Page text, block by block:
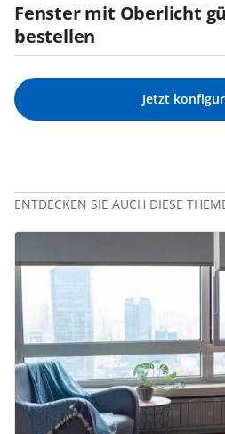
Fenster mit Oberlicht
bestellen
Jetzt
ENTDECKEN SIE AUCH DIESE